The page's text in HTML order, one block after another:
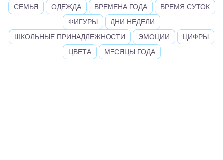
СЕМЬЯ
ОДЕЖДА ВРЕМЕНА ГОДА
ВРЕМЯ СУТОК
ФИГУРЫ
ДНИ НЕДЕЛИ
ШКОЛЬНЫЕ ПРИНАДЛЕЖНОСТИ
ЭМОЦИИ
ЦИФРЫ
ЦВЕТА
МЕСЯЦЫ ГОДА